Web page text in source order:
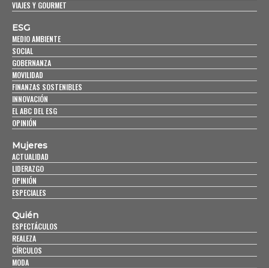
VIAJES Y GOURMET
ESG
MEDIO AMBIENTE
SOCIAL
GOBERNANZA
MOVILIDAD
FINANZAS SOSTENIBLES
INNOVACIÓN
EL ABC DEL ESG
OPINIÓN
Mujeres
ACTUALIDAD
LIDERAZGO
OPINIÓN
ESPECIALES
Quién
ESPECTÁCULOS
REALEZA
CÍRCULOS
MODA